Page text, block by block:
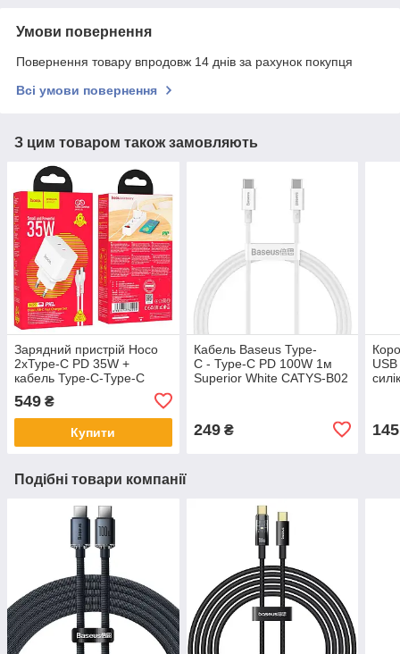
Умови повернення
Повернення товару впродовж 14 днів за рахунок покупця
Всі умови повернення
З цим товаром також замовляють
Зарядний пристрій Hoco
2xType-C PD 35W +
кабель Type-C-Type-C
549 ₴
Купити
Кабель Baseus Type-
C - Type-C PD 100W 1м
Superior White CATYS-B02
249₴ 145
Подібні товари компанії